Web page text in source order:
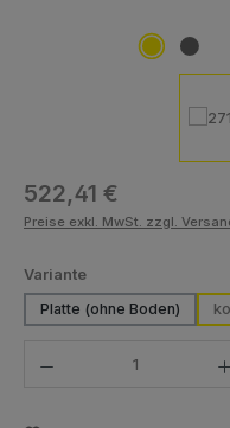
Regulärer Preis:
522,41 €
Preise exkl. MwSt. zzgl.
Varianteauswählen
Platte (ohne Boden)